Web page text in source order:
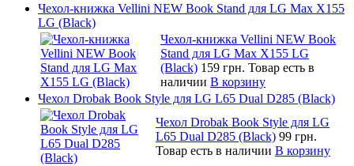
Чехол-книжка Vellini NEW Book Stand для LG Max X155
LG (Black)
Чехол-книжка Vellini NEW Book
Stand для LG Max X155 LG
(Black) 159 грн. Товар есть в
наличии В корзину
Чехол Drobak Book Style для LG L65 Dual D285 (Black)
Чехол Drobak Book Style для LG
L65 Dual D285 (Black) 99 грн.
Товар есть в наличии В корзину